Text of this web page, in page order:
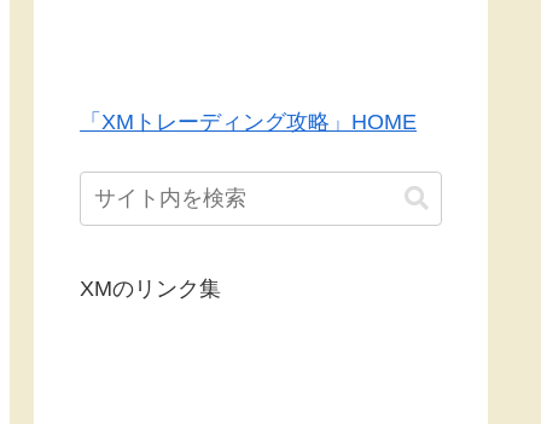
「XMトレーディング攻略」HOME
XMのリンク集